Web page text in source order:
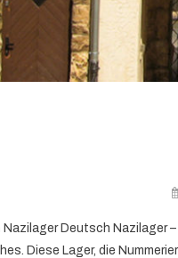
Deutsch Nazilager
Diese Lager, die